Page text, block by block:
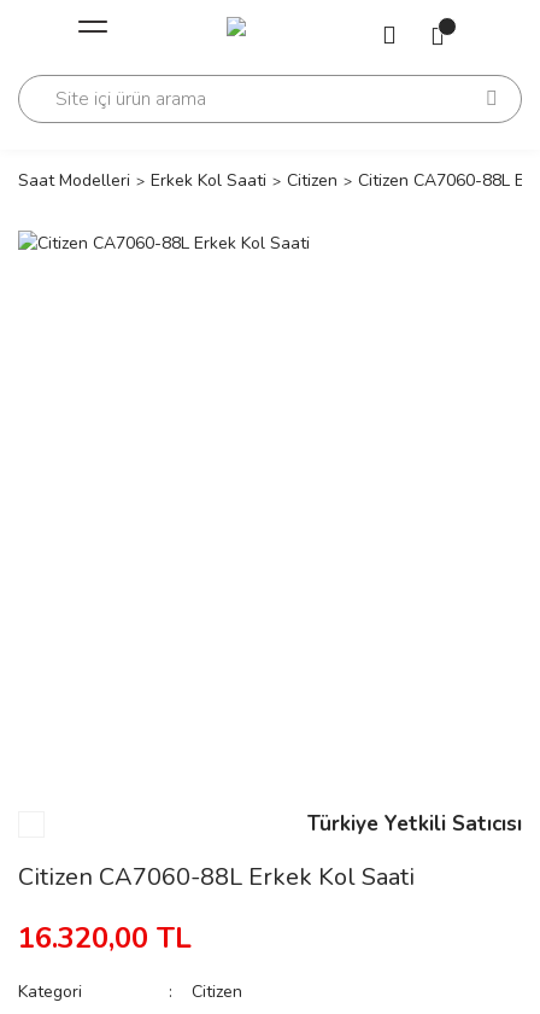
Geri Dön
Geri Dön
Saat Modelleri Erkek Kol Saati Citizen Citizen CA7060-88L
Türkiye Yetkili Satıcısı
Citizen CA7060-88L Erkek Kol Saati
16.320,00 TL
Kategori
Citizen